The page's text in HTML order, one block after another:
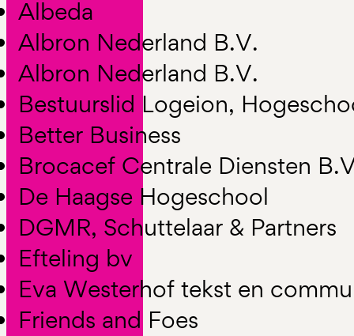
Albeda
Albron Nederland B.V.
Albron Nederland B.V.
Bestuurslid Logeion,
Better Business
Brocacef Centrale Diensten
De Haagse Hogeschool
DGMR, Schuttelaar & Partners
Efteling bv
Eva Westerhof tekst en
Friends and Foes